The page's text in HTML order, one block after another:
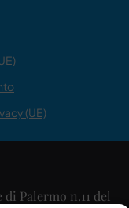
(UE)
Palermo n.11 del